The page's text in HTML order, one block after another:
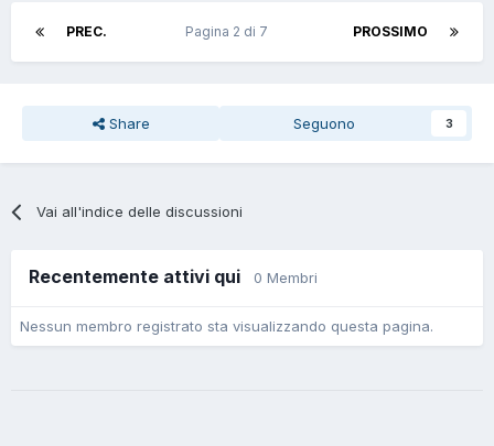
PREC. PROSSIMO
Pagina 2 di 7
Share Seguono 3
Vai all'indice delle discussioni
Recentemente attivi qui 0 Membri
Nessun membro registrato sta visualizzando questa pagina.